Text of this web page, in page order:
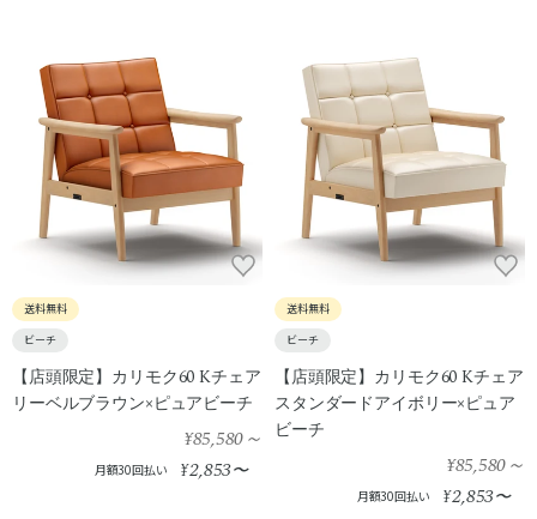
送料無料
ビーチ
【店頭限定】カリモク60 Kチェア
リーベルブラウン×ピュアビーチ
¥85,580～
月額30回払い ¥2,853〜
送料無料
ビーチ
【店頭限定】カリモク60 Kチェア
スタンダードアイボリー×ピュア
ビーチ
¥85,580～
月額30回払い ¥2,853〜